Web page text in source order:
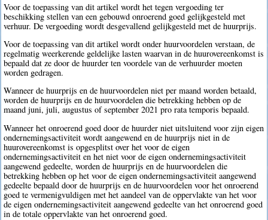
Voor de toepassing van dit artikel wordt het tegen vergoeding ter
beschikking stellen van een gebouwd onroerend goed gelijkgesteld met
verhuur. De vergoeding wordt desgevallend gelijkgesteld met de huurprijs.
Voor de toepassing van dit artikel wordt onder huurvoordelen verstaan, de
regelmatig weerkerende geldelijke lasten waarvan in de huurovereenkomst is
bepaald dat ze door de huurder ten voordele van de verhuurder moeten
worden gedragen.
Wanneer de huurprijs en de huurvoordelen niet per maand worden betaald,
worden de huurprijs en de huurvoordelen die betrekking hebben op de
maand juni, juli, augustus of september 2021 pro rata temporis bepaald.
Wanneer het onroerend goed door de huurder niet uitsluitend voor zijn eigen
ondernemingsactiviteit wordt aangewend en de huurprijs niet in de
huurovereenkomst is opgesplitst over het voor de eigen
ondernemingsactiviteit en het niet voor de eigen ondernemingsactiviteit
aangewend gedeelte, worden de huurprijs en de huurvoordelen die
betrekking hebben op het voor de eigen ondernemingsactiviteit aangewend
gedeelte bepaald door de huurprijs en de huurvoordelen voor het onroerend
goed te vermenigvuldigen met het aandeel van de oppervlakte van het voor
de eigen ondernemingsactiviteit aangewend gedeelte van het onroerend goed
in de totale oppervlakte van het onroerend goed.